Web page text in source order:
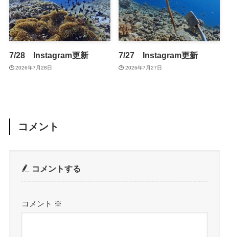
7/28 Instagram更新
2026年7月28日
7/27 Instagram更新
2026年7月27日
コメント
コメントする
コメント ※